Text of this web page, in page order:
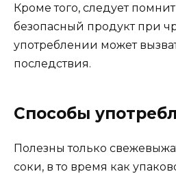
Кроме того, следует
безопасный продукт при
употреблении может
последствия.
Способы
Полезны только
соки, в то время как